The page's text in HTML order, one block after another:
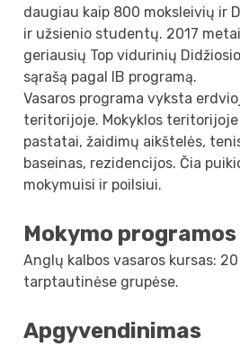
daugiau kaip 800 moksleivių ir
ir užsienio studentų. 2017
geriausių Top vidurinių
sąrašą pagal IB programą.
Vasaros programa vyksta
teritorijoje. Mokyklos
pastatai, žaidimų aikštelės,
baseinas, rezidencijos. Čia
mokymuisi ir poilsiui.
Mokymo
Anglų kalbos vasaros kursas:
tarptautinėse grupėse.
Apgyvendinimas